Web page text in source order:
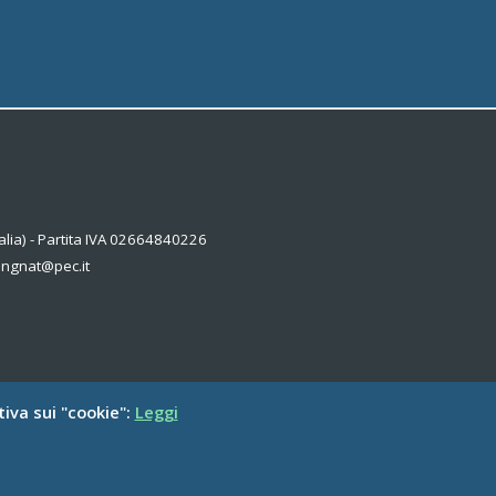
- Partita IVA 02664840226
sui "cookie": Leggi